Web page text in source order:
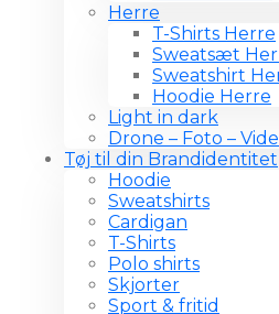
Herre
T-Shirts Herre
Sweatsæt
Sweatshirt
Hoodie Herre
Light in dark
Drone – Foto –
Tøj til din Brandidentitet
Hoodie
Sweatshirts
Cardigan
T-Shirts
Polo shirts
Skjorter
Sport & fritid